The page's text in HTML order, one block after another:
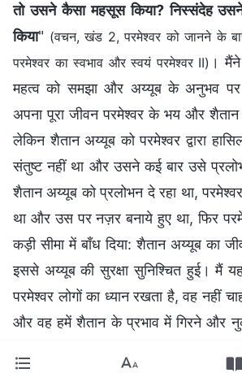
तो उसने कैसा महसूस किया? निस्संदेह
किया" (वचन, खंड 2, परमेश्वर को जानने के
परमेश्वर का स्वभाव और स्वयं परमेश्वर II) ।
महत्व को समझा और अय्यूब के अनुभव पर
अपना पूरा जीवन परमेश्वर के भय और शैतान
लेकिन शैतान अय्यूब को परमेश्वर द्वारा
संतुष्ट नहीं था और उसने कई बार उसे
शैतान अय्यूब को प्रलोभन दे रहा था,
था और उस पर नज़र बनाये हुए था, फिर
कड़ी सीमा में बाँध दिया: शैतान अय्यूब का
इससे अय्यूब की सुरक्षा सुनिश्चित हुई। मैं
परमेश्वर लोगों का ध्यान रखता है, वह नहीं
और वह हमें शैतान के प्रभाव में गिरने और
वह अय्यूब को प्रलोभन देने की अनुमति